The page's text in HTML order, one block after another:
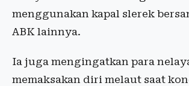
menggunakan kapal slerek
ABK lainnya.
Ia juga mengingatkan para
memaksakan diri melaut saat